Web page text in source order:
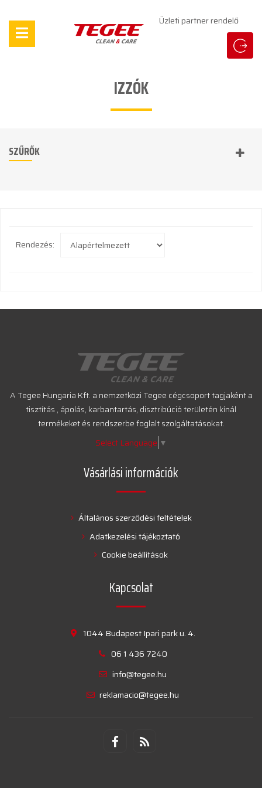
Üzleti partner rendelő
IZZÓK
SZŰRŐK
Rendezés:
A Tegee Hungaria Kft. a nemzetközi Tegee cégcsoport tagjaként a
tisztítás , ápolás, karbantartás, disztribúció területén kínál
termékeket és rendszerbe foglalt szolgáltatásokat.
Select Language ▼
Vásárlási információk
Általános szerződési feltételek
Adatkezelési tájékoztató
Cookie beállítások
Kapcsolat
1044 Budapest Ipari park u. 4.
06 1 436 7240
info@tegee.hu
reklamacio@tegee.hu